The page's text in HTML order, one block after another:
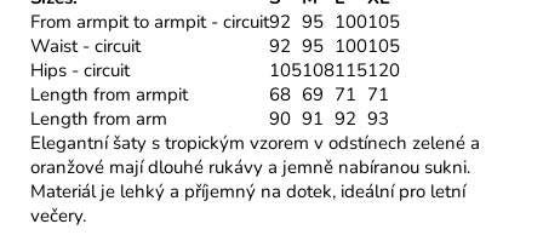
From armpit to armpit - circuit92 95 100105
Waist - circuit
92 95 100105
Hips - circuit
105108115120
Length from armpit
68 69 71 71
Length from arm
90 91 92 93
Elegantní šaty s tropickým vzorem v odstínech zelené a
oranžové mají dlouhé rukávy a jemně nabíranou sukni.
Materiál je lehký a příjemný na dotek, ideální pro letní
večery.